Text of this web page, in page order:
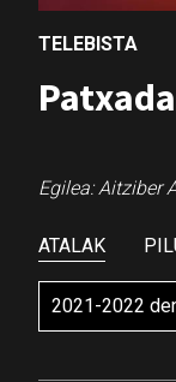
TELEBISTA
Egilea: Aitziber
ATALAK